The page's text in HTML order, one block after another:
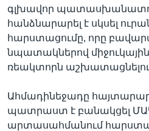
ՀԵՏԵՒԵՔ ՄԵԶ
Լեզուներ
գլխավոր պատասխանատու
հանձնարարել է սկսել
հարստացումը, որը
նպատակներով
ռեակտորն
Ահմադինեջադը
պատրաստ է բանակցել
արտասահմանում